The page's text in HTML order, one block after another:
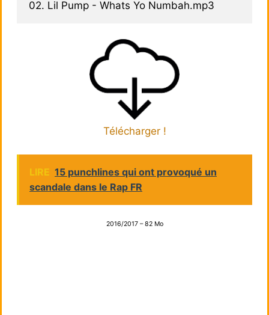
Télécharger !
LIRE 15 punchlines qui ont provoqué un
scandale dans le Rap FR
2016/2017 – 82 Mo